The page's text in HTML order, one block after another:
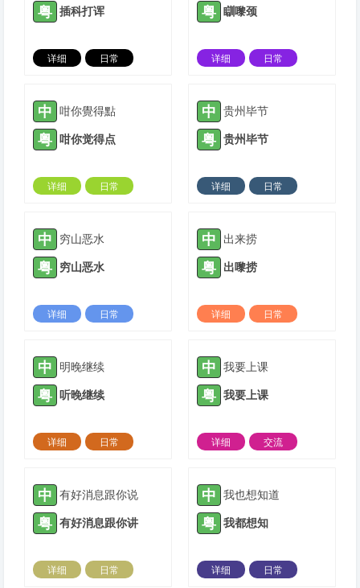
粤 插科打诨
详细
日常
粤 瞓嚟颈
详细
日常
中 咁你覺得點
粤 咁你觉得点
详细
日常
中 贵州毕节
粤 贵州毕节
详细
日常
中 穷山恶水
粤 穷山恶水
详细
日常
中 出来捞
粤 出嚟捞
详细
日常
中 明晚继续
粤 听晚继续
详细
日常
中 我要上课
粤 我要上课
详细
交流
中 有好消息跟你说
粤 有好消息跟你讲
详细
日常
中 我也想知道
粤 我都想知
详细
日常